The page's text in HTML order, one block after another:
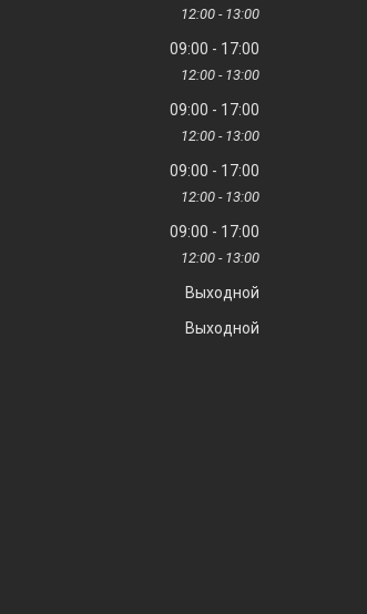
12:00 13:00
09:00 17:00
12:00 13:00
09:00 17:00
12:00 13:00
09:00 17:00
12:00 13:00
09:00 17:00
12:00 13:00
Выходной
Выходной